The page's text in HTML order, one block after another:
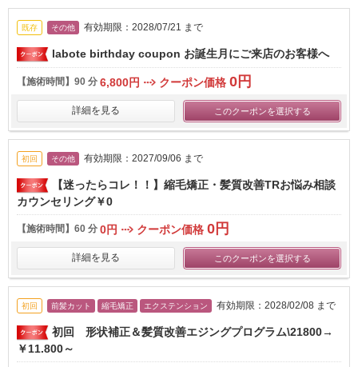
既存 その他 有効期限：2028/07/21 まで
labote birthday coupon お誕生月にご来店のお客様へ
【施術時間】 90 分 6,800円 クーポン価格 0円
詳細を見る このクーポンを選択する
初回 その他 有効期限：2027/09/06 まで
【迷ったらコレ！！】縮毛矯正・髪質改善TRお悩み相談
カウンセリング￥0
【施術時間】 60 分 0円 クーポン価格 0円
詳細を見る このクーポンを選択する
初回 前髪カット 縮毛矯正 エクステンション 有効期限：2028/02/08 まで
初回 形状補正＆髪質改善エジングプログラム\21800→
￥11.800～